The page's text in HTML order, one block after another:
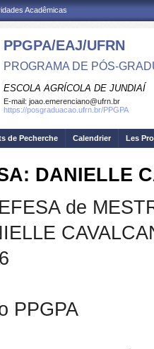
Acadêmicas
PPGPA/EAJ/UFRN
PROGRAMA DE PÓS-
ESCOLA AGRÍCOLA DE JUNDIAÍ
E-mail: joao.emerenciano@ufrn.br
https://posgraduacao.ufrn.br/PPGPA
de Pecherche Calendrier Les
DANIELLE
de
PPGPA